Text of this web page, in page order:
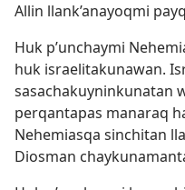
Allin llank’anayoqmi
Huk p’unchaymi
huk israelitakunawan.
sasachakuyninkunatan
perqantapas manaraq
Nehemiasqa sinchitan
Diosman